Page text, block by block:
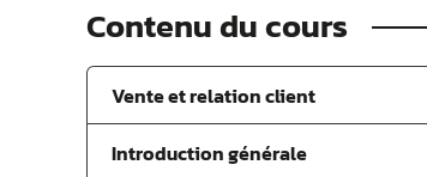
Contenu du cours
Vente et relation client
Introduction générale